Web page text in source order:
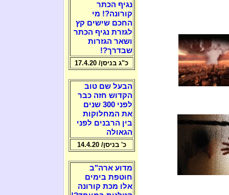
נגיף הכתר
קורונה?! מי
החכם שישים קץ
לגזרת נגיף הכתר
ושאר הגזרות
שבדרך?!
כ"ג בניסן/ 17.4.20
הבעל שם טוב
הקדוש חזה כבר
לפני 300 שנים
את המחלוקות
בין הרבנים לפני
הגאולה
כ' בניסן/ 14.4.20
מדוע ארה"ב
חוטפת בימים
אלו מכת קורונה